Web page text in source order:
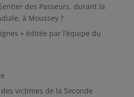
des Passeurs, durant la
à Moussey ?
» éditée par l’équipe du
victimes de la Seconde